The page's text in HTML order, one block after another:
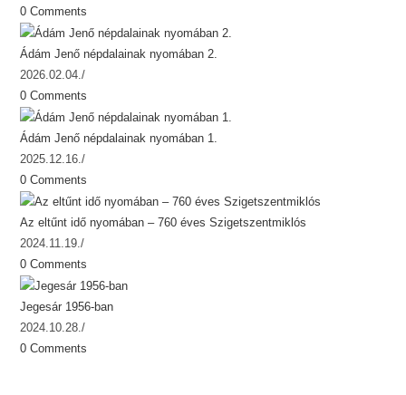
0 Comments
Ádám Jenő népdalainak nyomában 2.
2026.02.04./
0 Comments
Ádám Jenő népdalainak nyomában 1.
2025.12.16./
0 Comments
Az eltűnt idő nyomában – 760 éves Szigetszentmiklós
2024.11.19./
0 Comments
Jegesár 1956-ban
2024.10.28./
0 Comments